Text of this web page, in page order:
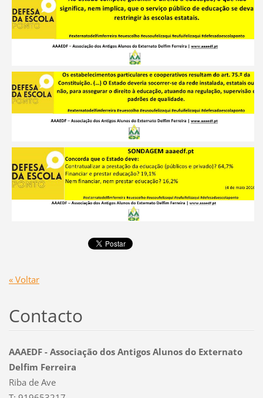
« Voltar
Contacto
AAAEDF - Associação dos Antigos Alunos do Externato
Delfim Ferreira
Riba de Ave